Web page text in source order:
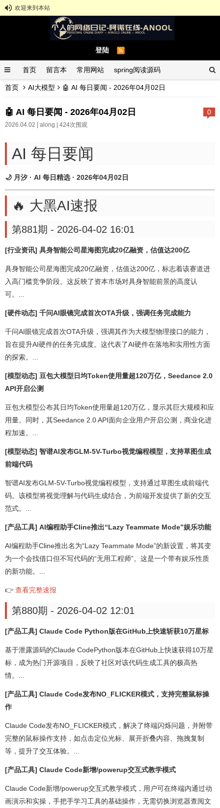
欢迎来到本站
登陆
首页 留言本 常用网站 spring阅读源码
spring示例demo GitHub中文排行榜
首页 AI大模型 🤖 AI 每日要闻 - 2026年04月02日
0
🤖 AI 每日要闻 - 2026年04月02日
2026.04.02 | along | 424次围观
AI 每日要闻
🌙 月汐 · AI 每日精选 · 2026年04月02日
🔥 大黑AI速报
第881期 - 2026-04-02 16:01
[行业资讯] 具身智能公司星海图完成20亿融资，估值达200亿
具身智能公司星海图完成20亿融资，估值达200亿，标志着该赛道进
入高门槛竞争阶段。这反映了资本市场对具身智能前景的高度认
可。...
[硬件动态] 千问AI眼镜完成首次OTA升级，强调任务完成能力
千问AI眼镜完成首次OTA升级，强调其作为大模型物理接口的能力，
旨在提升AI硬件的任务完成度。这代表了AI硬件在落地和实用性方面
的探索。...
[模型动态] 豆包大模型日均Token使用量超120万亿，Seedance 2.0
API开启公测
豆包大模型公布其日均Token使用量超120万亿，显示其巨大规模和应
用量。同时，其Seedance 2.0 API面向企业用户开启公测，商业化进
程加速。...
[模型动态] 智谱AI发布GLM-5V-Turbo视觉编程模型，支持草图生成
前端代码
智谱AI发布GLM-5V-Turbo视觉编程模型，支持通过草图生成前端代
码。该模型将视觉理解与代码生成结合，为前端开发提供了新的交互
范式。...
[产品工具] AI编程助手Cline推出“Lazy Teammate Mode”娱乐功能
AI编程助手Cline推出名为“Lazy Teammate Mode”的新设置，将其变
为一个会找借口但不写代码的“无用工程师”。这是一个带有娱乐性质
的新功能。...
👉 查看完整速报
第880期 - 2026-04-02 12:01
[产品工具] Claude Code Python版在GitHub上快速斩获10万星标
基于泄露源码的Claude CodePython版本在GitHub上快速获得10万星
标，成为热门开源项目，反映了社区对该代码生成工具的极高热
情。...
[产品工具] Claude Code发布NO_FLICKER模式，支持完整鼠标操
作
Claude Code发布NO_FLICKER模式，解决了终端闪烁问题，并附带
完整的鼠标操作支持，如点击定位光标、展开折叠内容、拖拽复制
等，提升了交互体验。...
[产品工具] Claude Code新增/powerup交互式教学模式
Claude Code新增/powerup交互式教学模式，用户可在终端内通过动
画演示和实操，手把手学习工具的基础操作，无需切换浏览器查阅文